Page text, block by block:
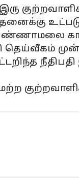
தெய்வீகம்